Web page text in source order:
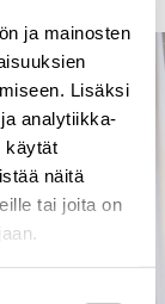
ja mainosten
Lisäksi
analytiikka-
käytät
näitä
tai joita on